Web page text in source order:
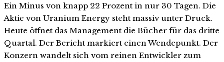
Ein Minus von knapp 22 Prozent in nur 30 Tagen. Die
Aktie von Uranium Energy steht massiv unter Druck.
Heute öffnet das Management die Bücher für das dritte
Quartal. Der Bericht markiert einen Wendepunkt. Der
Konzern wandelt sich vom reinen Entwickler zum